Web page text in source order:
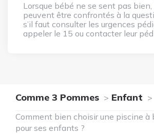
Lorsque bébé ne se sent pas
peuvent être confrontés à la
s’il faut consulter les urgences
appeler le 15 ou contacter leur
Comme 3 Pommes Enfant
Comment bien choisir une piscine à
pour ses enfants ?